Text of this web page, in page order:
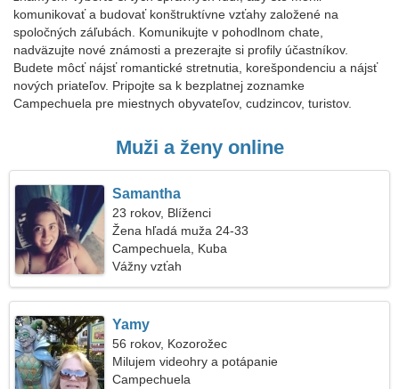
komunikovať a budovať konštruktívne vzťahy založené na
spoločných záľubách. Komunikujte v pohodlnom chate,
nadväzujte nové známosti a prezerajte si profily účastníkov.
Budete môcť nájsť romantické stretnutia, korešpondenciu a nájsť
nových priateľov. Pripojte sa k bezplatnej zoznamke
Campechuela pre miestnych obyvateľov, cudzincov, turistov.
Muži a ženy online
Samantha
23 rokov, Blíženci
Žena hľadá muža 24-33
Campechuela, Kuba
Vážny vzťah
Yamy
56 rokov, Kozorožec
Milujem videohry a potápanie
Campechuela